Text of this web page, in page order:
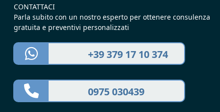
CONTATTACI
Parla subito con un nostro esperto per ottenere consulenza
gratuita e preventivi personalizzati
+39 379 17 10 374
0975 030439